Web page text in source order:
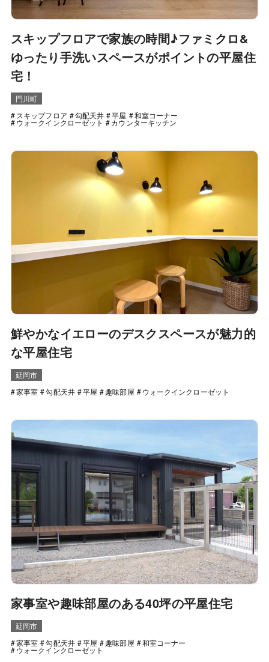
スキップフロアで家族の時間♪ファミクロ&
ゆったり手洗いスペースがポイントの平屋住
宅！
門川町
スキップフロア
勾配天井 平屋 和室コーナー
ウォークインクローゼット カウンターキッチン
鮮やかなイエローのデスクスペースが魅力的
な平屋住宅
延岡市
家事室
勾配天井 平屋 趣味部屋 ウォークインクローゼット
家事室や趣味部屋のある40坪の平屋住宅
延岡市
家事室
勾配天井 平屋 趣味部屋 和室コーナー
ウォークインクローゼット